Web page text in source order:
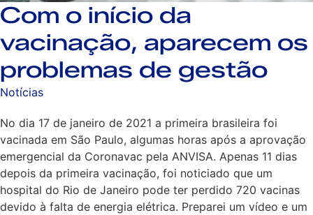
Com o início da
vacinação, aparecem os
problemas de gestão
Notícias
No dia 17 de janeiro de 2021 a primeira brasileira foi
vacinada em São Paulo, algumas horas após a aprovação
emergencial da Coronavac pela ANVISA. Apenas 11 dias
depois da primeira vacinação, foi noticiado que um
hospital do Rio de Janeiro pode ter perdido 720 vacinas
devido à falta de energia elétrica. Preparei um vídeo e um